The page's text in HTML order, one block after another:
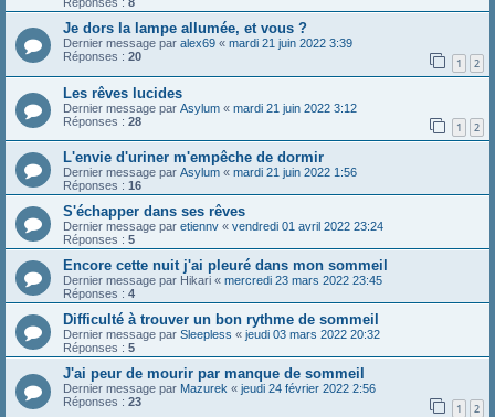
Je dors la lampe allumée, et vous ?
Dernier message par alex69 « mardi 21 juin 2022 3:39
Réponses : 20 1 2
Les rêves lucides
Dernier message par Asylum « mardi 21 juin 2022 3:12
Réponses : 28 1 2
L'envie d'uriner m'empêche de dormir
Dernier message par Asylum « mardi 21 juin 2022 1:56
Réponses : 16
S'échapper dans ses rêves
Dernier message par etiennv « vendredi 01 avril 2022 23:24
Réponses : 5
Encore cette nuit j'ai pleuré dans mon sommeil
Dernier message par Hikari « mercredi 23 mars 2022 23:45
Réponses : 4
Difficulté à trouver un bon rythme de sommeil
Dernier message par Sleepless « jeudi 03 mars 2022 20:32
Réponses : 5
J'ai peur de mourir par manque de sommeil
Dernier message par Mazurek « jeudi 24 février 2022 2:56
Réponses : 23 1 2